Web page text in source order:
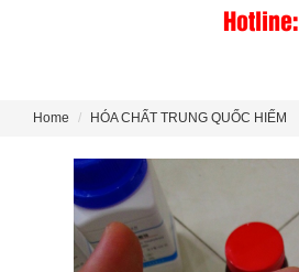
Hotline:
Home HÓA CHẤT TRUNG QUỐC HIẾM